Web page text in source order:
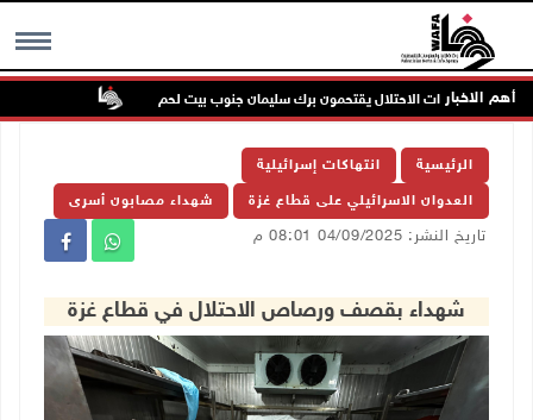
MENU أهم الاخبار
بحماية قوات الاحتلال يقتحمون برك سليمان جنوب بيت لحم
الرئيسية انتهاكات إسرائيلية
العدوان الاسرائيلي على قطاع غزة شهداء مصابون أسرى
تاريخ النشر: 04/09/2025 08:01 م
شهداء بقصف ورصاص الاحتلال في قطاع غزة